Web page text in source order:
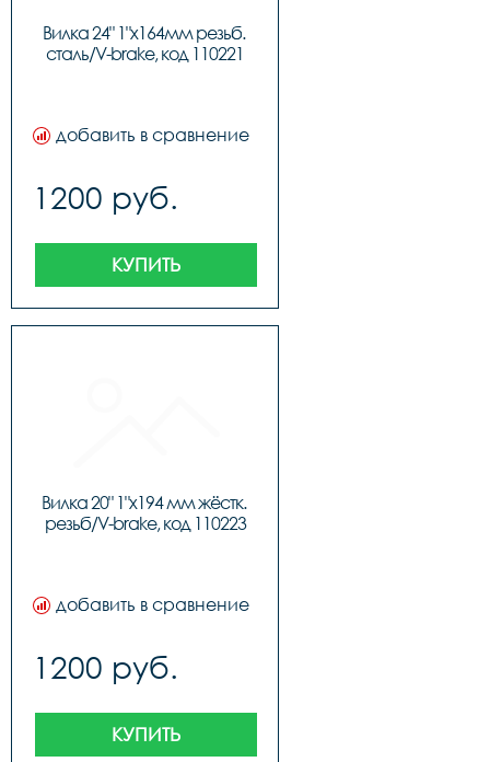
Вилка 24" 1"х164мм резьб.
сталь/V-brake, код 110221
добавить в сравнение
1200 руб.
КУПИТЬ
Вилка 20" 1"х194 мм жёстк.
резьб/V-brake, код 110223
добавить в сравнение
1200 руб.
КУПИТЬ